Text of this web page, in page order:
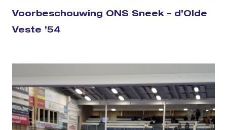
Voorbeschouwing ONS Sneek – d’Olde
Veste ’54